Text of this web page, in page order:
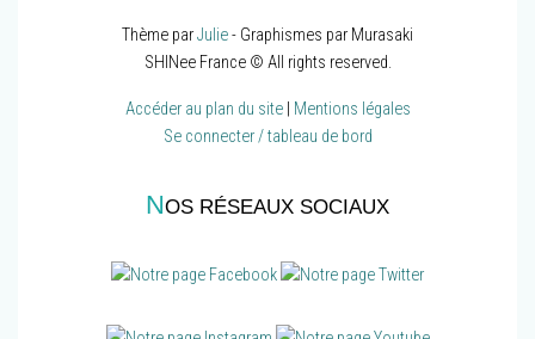
Thème parJulie- Graphismes par Murasaki
SHINee France © All rights reserved.
Accéder au plan du site| Mentions légales
Se connecter / tableau de bord
NOS RÉSEAUX SOCIAUX